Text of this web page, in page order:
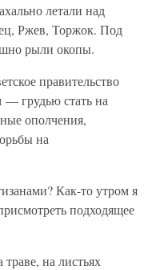
летали над
Ржев, Торжок. Под
рыли окопы.
правительство
— грудью стать на
ополчения,
на
Как-то утром я
подходящее
на листьях